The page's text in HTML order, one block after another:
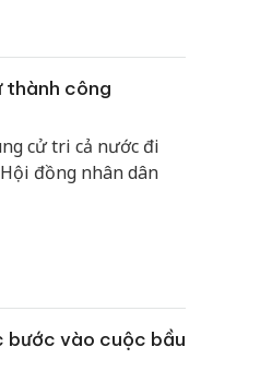
thành công
cử tri cả nước đi
đồng nhân dân
bước vào cuộc bầu